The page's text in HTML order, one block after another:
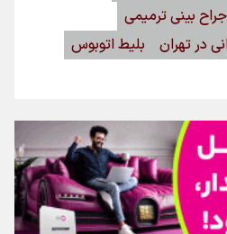
بینی ترمیمی
در تهران
بلیط اتوبوس